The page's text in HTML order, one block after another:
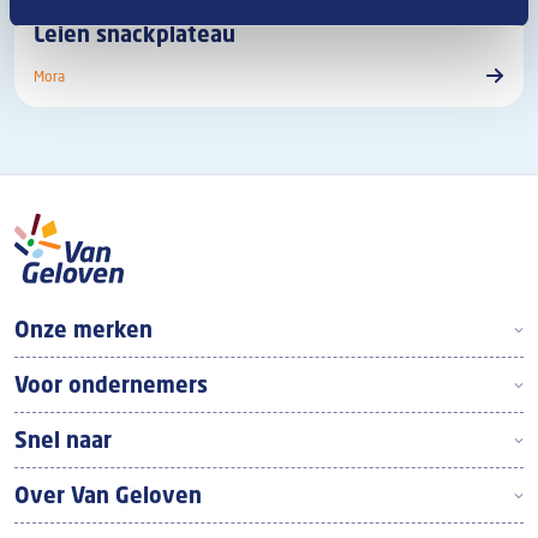
Leien snackplateau
Mora
Boven footer
Onze merken
Voor ondernemers
Snel naar
Over Van Geloven